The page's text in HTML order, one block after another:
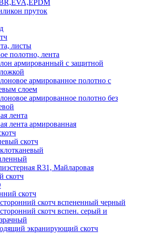
пруток
листы
полотно, лента
армированный с защитной
армированное полотно с
слоем
армированное полотно без
лента
лента армированная
скотч
R31, Майларовая
скотч
скотч
скотч вспененный черный
скотч вспен. серый и
экранирующий скотч